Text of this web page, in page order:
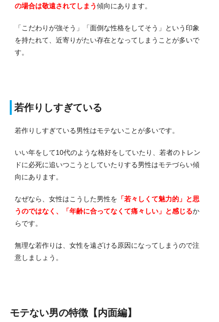
の場合は敬遠されてしまう傾向にあります。
「こだわりが強そう」「面倒な性格をしてそう」という印象
を持たれて、近寄りがたい存在となってしまうことが多いで
す。
若作りしすぎている
若作りしすぎている男性はモテないことが多いです。
いい年をして10代のような格好をしていたり、若者のトレン
ドに必死に追いつこうとしていたりする男性はモテづらい傾
向にあります。
なぜなら、女性はこうした男性を 「若々しくて魅力的」と思
うのではなく、「年齢に合ってなくて痛々しい」と感じるか
らです。
無理な若作りは、女性を遠ざける原因になってしまうので注
意しましょう。
モテない男の特徴【内面編】